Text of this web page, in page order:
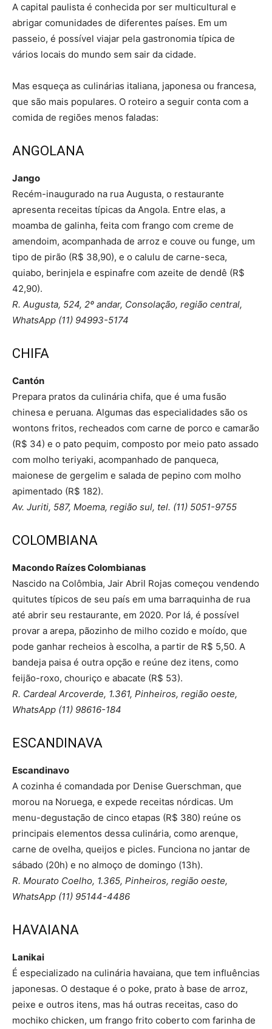
A capital paulista é conhecida por ser multicultural e
abrigar comunidades de diferentes países. Em um
passeio, é possível viajar pela gastronomia típica de
vários locais do mundo sem sair da cidade.
Mas esqueça as culinárias italiana, japonesa ou francesa,
que são mais populares. O roteiro a seguir conta com a
comida de regiões menos faladas:
ANGOLANA
Jango
Recém-inaugurado na rua Augusta, o restaurante
apresenta receitas típicas da Angola. Entre elas, a
moamba de galinha, feita com frango com creme de
amendoim, acompanhada de arroz e couve ou funge, um
tipo de pirão (R$ 38,90), e o calulu de carne-seca,
quiabo, berinjela e espinafre com azeite de dendê (R$
42,90).
R. Augusta, 524, 2º andar, Consolação, região central,
WhatsApp (11) 94993-5174
CHIFA
Cantón
Prepara pratos da culinária chifa, que é uma fusão
chinesa e peruana. Algumas das especialidades são os
wontons fritos, recheados com carne de porco e camarão
(R$ 34) e o pato pequim, composto por meio pato assado
com molho teriyaki, acompanhado de panqueca,
maionese de gergelim e salada de pepino com molho
apimentado (R$ 182).
Av. Juriti, 587, Moema, região sul, tel. (11) 5051-9755
COLOMBIANA
Macondo Raízes Colombianas
Nascido na Colômbia, Jair Abril Rojas começou vendendo
quitutes típicos de seu país em uma barraquinha de rua
até abrir seu restaurante, em 2020. Por lá, é possível
provar a arepa, pãozinho de milho cozido e moído, que
pode ganhar recheios à escolha, a partir de R$ 5,50. A
bandeja paisa é outra opção e reúne dez itens, como
feijão-roxo, chouriço e abacate (R$ 53).
R. Cardeal Arcoverde, 1.361, Pinheiros, região oeste,
WhatsApp (11) 98616-184
ESCANDINAVA
Escandinavo
A cozinha é comandada por Denise Guerschman, que
morou na Noruega, e expede receitas nórdicas. Um
menu-degustação de cinco etapas (R$ 380) reúne os
principais elementos dessa culinária, como arenque,
carne de ovelha, queijos e picles. Funciona no jantar de
sábado (20h) e no almoço de domingo (13h).
R. Mourato Coelho, 1.365, Pinheiros, região oeste,
WhatsApp (11) 95144-4486
HAVAIANA
Lanikai
É especializado na culinária havaiana, que tem influências
japonesas. O destaque é o poke, prato à base de arroz,
peixe e outros itens, mas há outras receitas, caso do
mochiko chicken, um frango frito coberto com farinha de